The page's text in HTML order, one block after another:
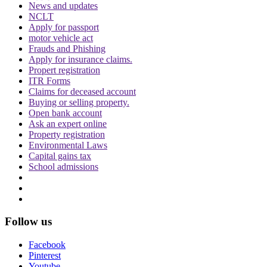
न्यायालय के पांच सितंबर, 2023 के आदेश को चुनौती देते हुए शीर्ष अदालत का रुख
किया, जिसमें मानहानि की कार्यवाही को रद्द करने से इनकार कर दिया गया था. शीर्ष
अदालत ने मामले पर सुनवाई करते हुए सितंबर 2023 में मुरुगन के खिलाफ आपराधिक
मानहानि के मामले में कार्यवाही पर रोक लगा दी थी.
Topics
Defamation Case Central minister murugan
Supreme Court
Trending in Hindi
ने 'अवमानना' की कार्यवाही शुरू करने की इजाजत दी
News and updates
NCLT
Apply for passport
motor vehicle act
Frauds and Phishing
Apply for insurance claims.
Propert registration
ITR Forms
Claims for deceased account
Buying or selling property.
Open bank account
Ask an expert online
Property registration
Environmental Laws
Capital gains tax
School admissions
Follow us
Facebook
Pinterest